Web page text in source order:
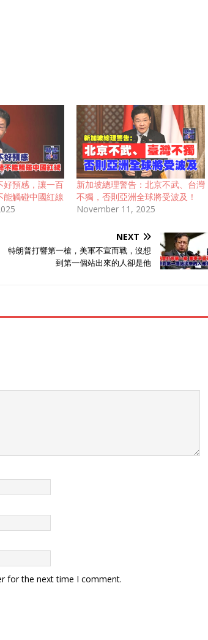
好預感，讓一百
能觸碰中國紅線
新加坡總理警告：北京不武、台灣
不獨，否則亞洲全球將受波及！
November 11, 2025
NEXT
特朗普打響第一槍，美軍不宣而戰，沒想
到第一個站出來的人卻是他
for the next time I comment.